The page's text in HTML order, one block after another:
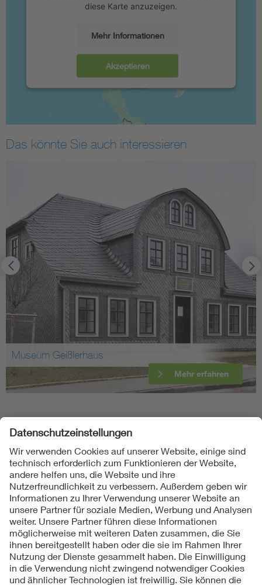
diese Karte anzuzeigen.
Mehr Informationen
Akzeptieren
Das könnte Sie auch interessieren
Museum Geißlerhaus
Mehr erfahren
Folgen Sie uns
Kontakte